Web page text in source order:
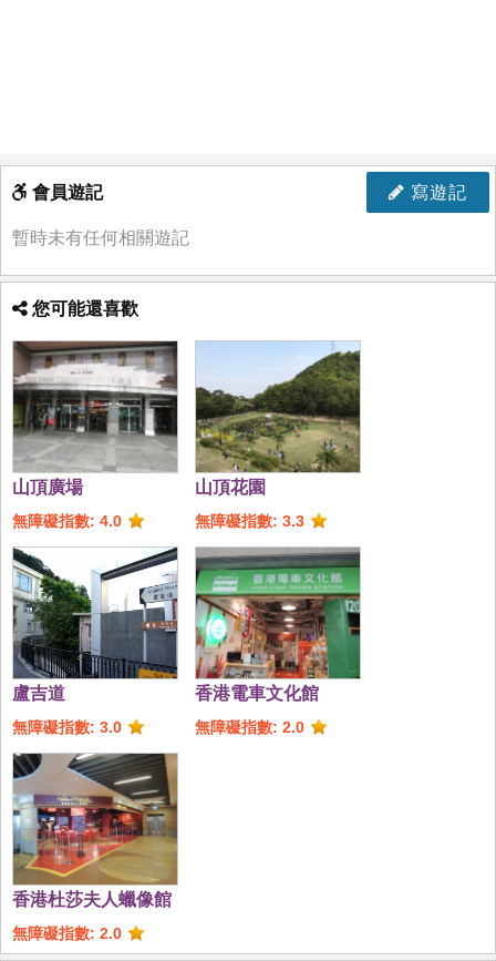
寫遊記
會員遊記
暫時未有任何相關遊記
您可能還喜歡
山頂廣場
無障礙指數: 4.0
山頂花園
無障礙指數: 3.3
盧吉道
無障礙指數: 3.0
香港電車文化館
無障礙指數: 2.0
香港杜莎夫人蠟像館
無障礙指數: 2.0